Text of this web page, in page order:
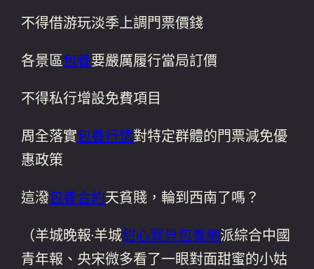
不得借游玩淡季上調門票價錢
各景區包養要嚴厲履行當局訂價
不得私行增設免費項目
周全落實包養行情對特定群體的門票減免優
惠政策
這潑包養合約天貧賤，輪到西南了嗎？
（羊城晚報·羊城甜心寶貝包養網派綜合中國
青年報、央宋微多看了一眼對面甜蜜的小姑